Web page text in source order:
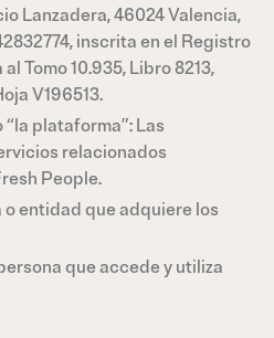
Lanzadera, 46024 Valencia,
inscrita en el Registro
Tomo 10.935, Libro 8213,
V196513.
plataforma”: Las
relacionados
People.
o entidad que adquiere los
que accede y utiliza